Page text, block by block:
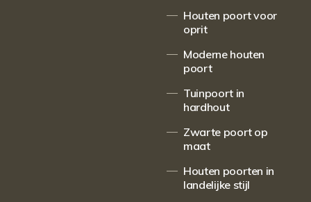
Houten poort voor
oprit
Moderne houten
poort
Tuinpoort in
hardhout
Zwarte poort op
maat
Houten poorten in
landelijke stijl